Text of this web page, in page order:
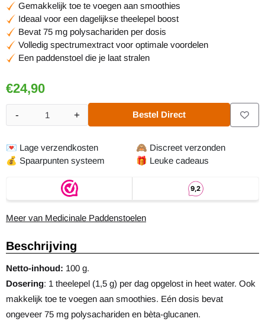
Gemakkelijk toe te voegen aan smoothies
Ideaal voor een dagelijkse theelepel boost
Bevat 75 mg polysachariden per dosis
Volledig spectrumextract voor optimale voordelen
Een paddenstoel die je laat stralen
€24,90
+
- Bestel Direct
💌 Lage verzendkosten 🙈 Discreet verzonden
💰 Spaarpunten systeem 🎁 Leuke cadeaus
Meer van Medicinale Paddenstoelen
Beschrijving
Netto-inhoud: 100 g.
Dosering: 1 theelepel (1,5 g) per dag opgelost in heet water. Ook
makkelijk toe te voegen aan smoothies. Eén dosis bevat
ongeveer 75 mg polysachariden en bèta-glucanen.